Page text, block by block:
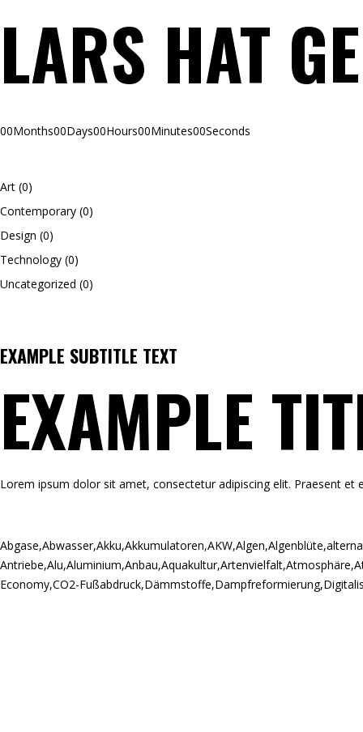
LARS HAT
00Months00Days00Hours00Minutes00Seconds
Art (0)
Contemporary (0)
Design (0)
Technology (0)
Uncategorized (0)
EXAMPLE SUBTITLE TEXT
EXAMPLE
Lorem ipsum dolor sit amet, consectetur adipiscing elit. Praesent et
Abgase,Abwasser,Akku,Akkumulatoren,AKW,Algen,Algenblüte,
Antriebe,Alu,Aluminium,Anbau,Aquakultur,Artenvielfalt,Atmosphäre,
Economy,CO2-Fußabdruck,Dämmstoffe,Dampfreformierung,